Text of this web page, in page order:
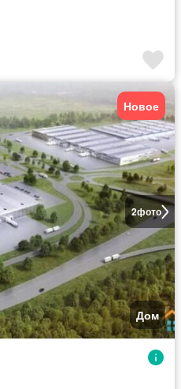
2фото
Новое
Дом